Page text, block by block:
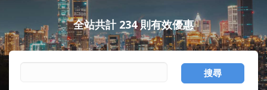
全站共計 234 則有效優惠
搜尋